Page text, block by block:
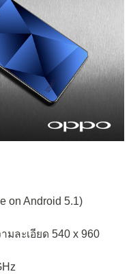
on Android 5.1)
มละเอียด 540 x 960